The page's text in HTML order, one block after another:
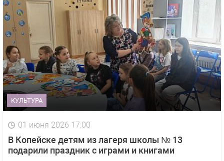
КУЛЬТУРА
01 июня 2026 17:00
В Копейске детям из лагеря школы № 13
подарили праздник с играми и книгами